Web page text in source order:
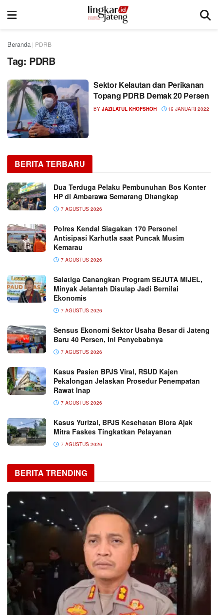
Beranda | PDRB
Tag: PDRB
Sektor Kelautan dan Perikanan
Topang PDRB Demak 20 Persen
BY JAZILATUL KHOFSHOH 19 JANUARI 2022
BERITA TERBARU
Dua Terduga Pelaku Pembunuhan Bos Konter
HP di Ambarawa Semarang Ditangkap
7 AGUSTUS 2026
Polres Kendal Siagakan 170 Personel
Antisipasi Karhutla saat Puncak Musim
Kemarau
7 AGUSTUS 2026
Salatiga Canangkan Program SEJUTA MIJEL,
Minyak Jelantah Disulap Jadi Bernilai
Ekonomis
7 AGUSTUS 2026
Sensus Ekonomi Sektor Usaha Besar di Jateng
Baru 40 Persen, Ini Penyebabnya
7 AGUSTUS 2026
Kasus Pasien BPJS Viral, RSUD Kajen
Pekalongan Jelaskan Prosedur Penempatan
Rawat Inap
7 AGUSTUS 2026
Kasus Yurizal, BPJS Kesehatan Blora Ajak
Mitra Faskes Tingkatkan Pelayanan
7 AGUSTUS 2026
BERITA TRENDING